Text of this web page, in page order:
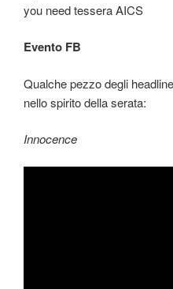
you need tessera AICS
Evento FB:
Qualche pezzo degli
nello spirito della serata:
Innocence